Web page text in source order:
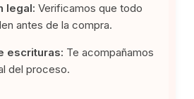
legal: Verificamos que todo
antes de la compra.
escrituras: Te acompañamos
del proceso.